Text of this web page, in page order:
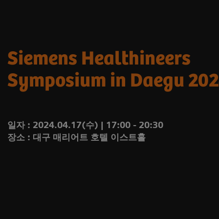
Siemens Healthineers
Symposium in Daegu
일자 : 2024.04.17(수) | 17:00 - 20:30
장소 : 대구 매리어트 호텔 이스트홀